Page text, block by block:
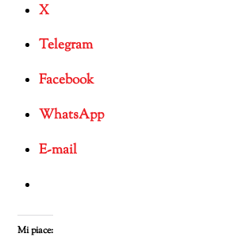
X
Telegram
Facebook
WhatsApp
E-mail
Mi piace: